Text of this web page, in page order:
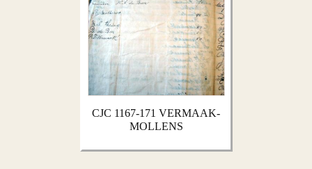
CJC 1167-171 VERMAAK-
MOLLENS